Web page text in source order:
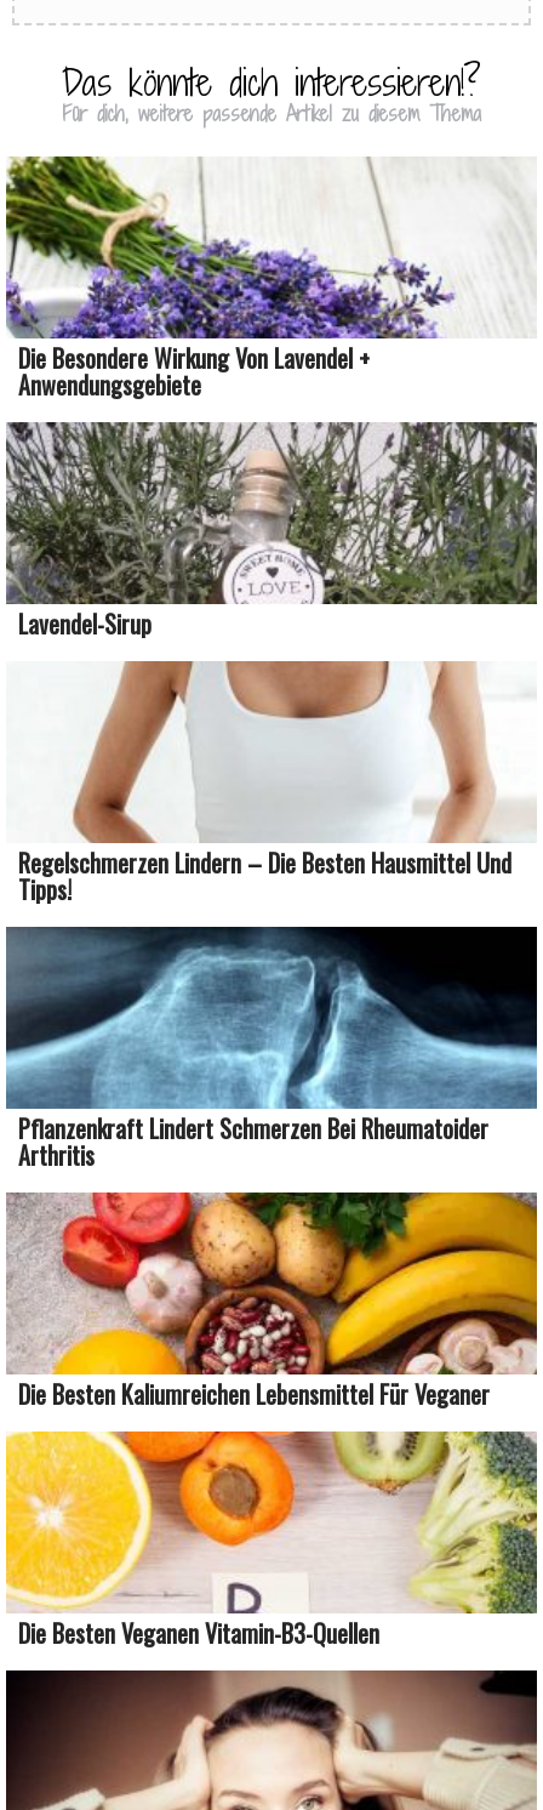
Das könnte dich interessieren!?
Für dich, weitere passende Artikel zu diesem Thema
Die Besondere Wirkung Von Lavendel +
Anwendungsgebiete
Lavendel-Sirup
Regelschmerzen Lindern – Die Besten Hausmittel Und
Tipps!
Pflanzenkraft Lindert Schmerzen Bei Rheumatoider
Arthritis
Die Besten Kaliumreichen Lebensmittel Für Veganer
Die Besten Veganen Vitamin-B3-Quellen